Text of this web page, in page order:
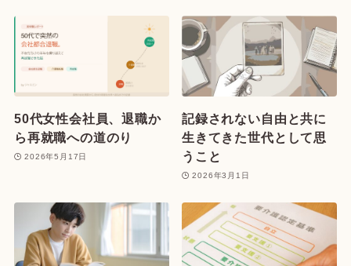
50代女性会社員、退職か
ら再就職への道のり
2026年5月17日
記録されない自由と共に
生きてきた世代として思
うこと
2026年3月1日